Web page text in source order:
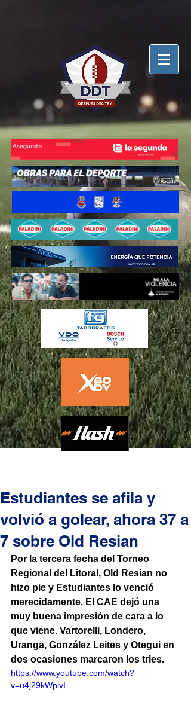
Estudiantes se afila y
volvió a golear, ahora 37 a
7 sobre Old Resian
Por la tercera fecha del Torneo
Regional del Litoral, Old Resian no
hizo pie y Estudiantes lo venció
merecidamente. El CAE dejó una
muy buena impresión de cara a lo
que viene. Vartorelli, Londero,
Uranga, González Leites y Otegui en
dos ocasiones marcaron los tries.
https://www.youtube.com/watch?
v=u4j29kWpivI